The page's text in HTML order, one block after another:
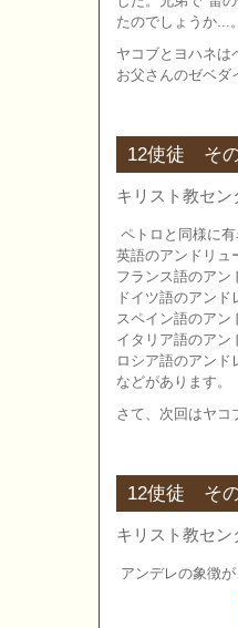
たのでしょうか...。
ヤコブとヨハネは
お父さんのゼベダ
12使徒 そ
キリスト教セン
ペトロと同様に
英語のアンドリュ
フランス語のアン
ドイツ語のアンド
スペイン語のアン
イタリア語のアン
ロシア語のアンド
などがあります。
さて、次回はヤコ
12使徒 そ
キリスト教セン
アンデレの象徴が